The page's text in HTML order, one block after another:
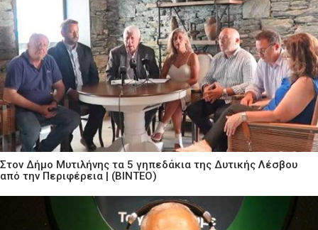
Στον Δήμο Μυτιλήνης τα 5 γηπεδάκια της Δυτικής Λέσβου
από την Περιφέρεια | (ΒΙΝΤΕΟ)